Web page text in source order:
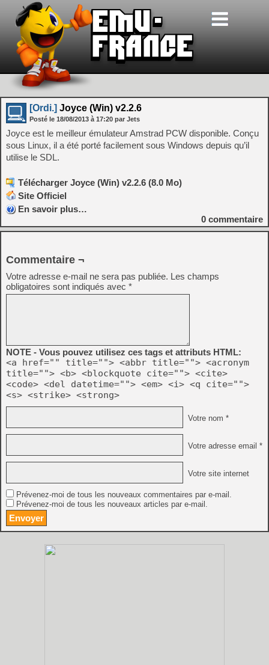
[Ordi.] Joyce (Win) v2.2.6
Posté le 18/08/2013 à 17:20 par Jets
Joyce est le meilleur émulateur Amstrad PCW disponible. Conçu
sous Linux, il a été porté facilement sous Windows depuis qu’il
utilise le SDL.
Télécharger Joyce (Win) v2.2.6 (8.0 Mo)
Site Officiel
En savoir plus…
0 commentaire
Commentaire ¬
Votre adresse e-mail ne sera pas publiée. Les champs
obligatoires sont indiqués avec *
NOTE - Vous pouvez utilisez ces tags et attributs HTML:
<a href="" title=""> <abbr title=""> <acronym
title=""> <b> <blockquote cite=""> <cite>
<code> <del datetime=""> <em> <i> <q cite="">
<s> <strike> <strong>
Votre nom *
Votre adresse email *
Votre site internet
Prévenez-moi de tous les nouveaux commentaires par e-mail.
Prévenez-moi de tous les nouveaux articles par e-mail.